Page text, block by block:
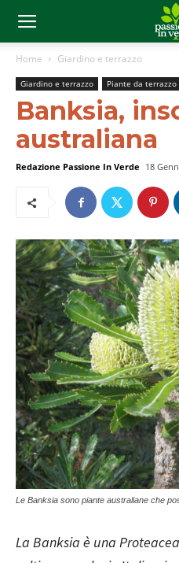
Home Giardino e terrazzo
Giardino e terrazzo Piante da terrazzo
Banksia,
australiana
Redazione Passione In Verde 18
Le Banksia sono piante australiane che
La Banksia è una